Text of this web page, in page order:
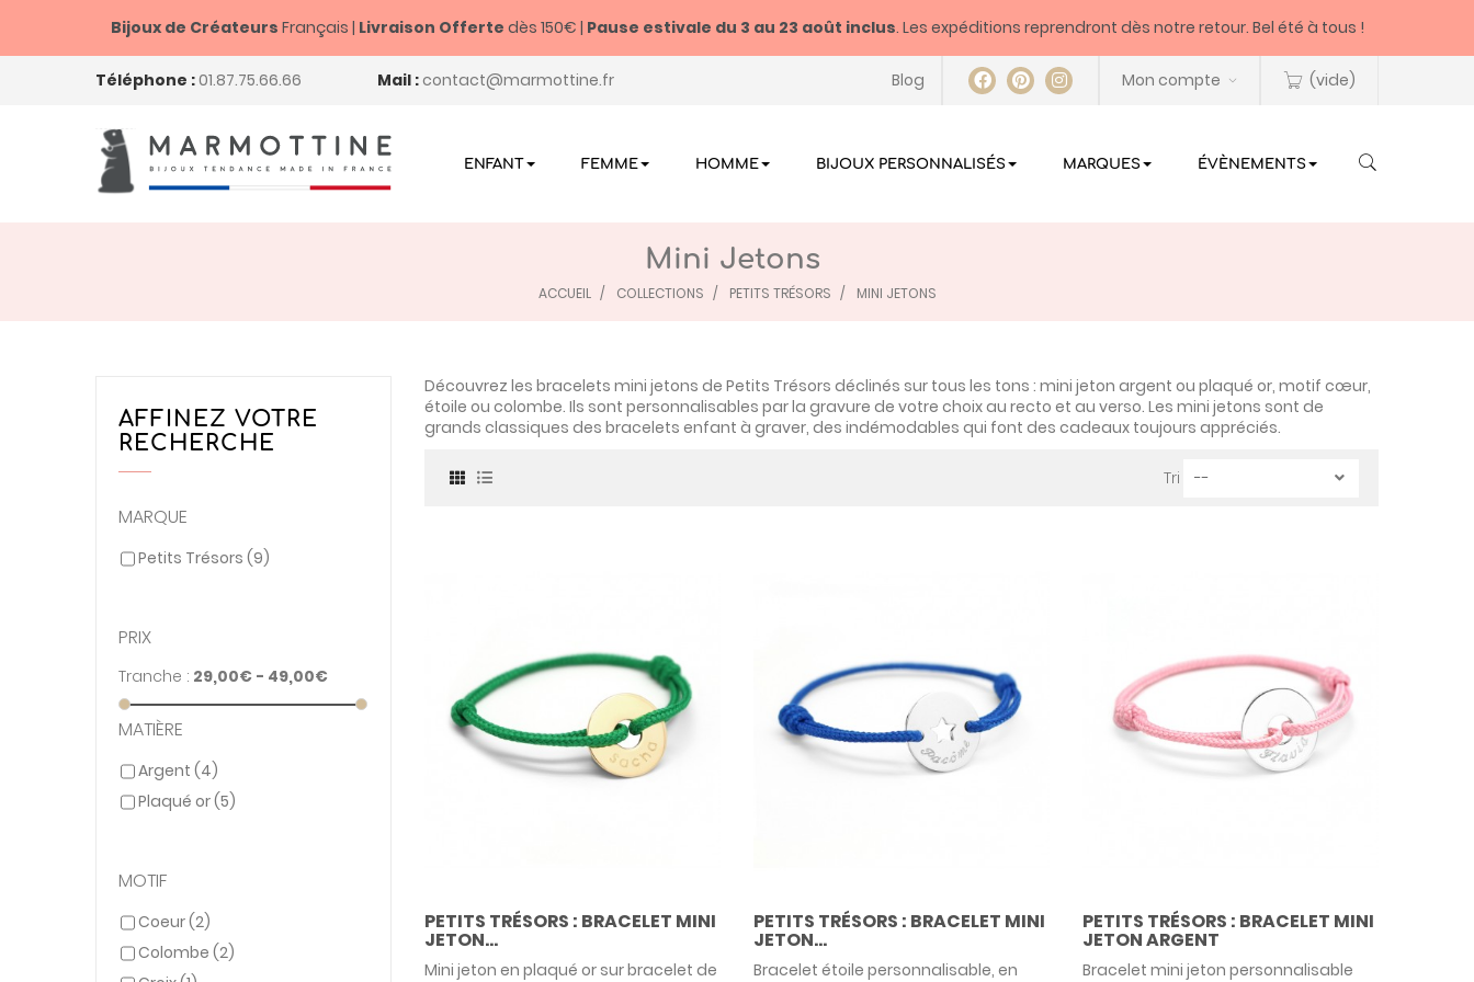
Bijoux de Créateurs Français | Livraison Offerte dès 150€ | Pause estivale du 3 au 23 août inclus. Les expéditions reprendront dès notre retour. Bel été à tous !
Téléphone :01.87.75.66.66 Mail : contact@marmottine.fr Blog Mon compte (vide)
ENFANT FEMME HOMME BIJOUX PERSONNALISÉS MARQUES ÉVÈNEMENTS
ACCUEIL COLLECTIONS PETITS TRÉSORS MINI JETONS
AFFINEZ VOTRE
RECHERCHE
MARQUE
Petits Trésors (9)
PRIX
Tranche : 29,00€ - 49,00€
MATIÈRE
Argent (4)
Plaqué or(5)
MOTIF
Coeur(2)
Colombe (2)
Mini Jetons
Découvrez les bracelets mini jetons de Petits Trésors déclinés sur tous les tons : mini jeton argent ou plaqué or, motif cœur,
étoile ou colombe. Ils sont personnalisables par la gravure de votre choix au recto et au verso. Les mini jetons sont de
grands classiques des bracelets enfant à graver, des indémodables qui font des cadeaux toujours appréciés.
Tri
PETITS TRÉSORS : BRACELET MINI
JETON...
Mini jeton en plaqué or sur bracelet de
PETITS TRÉSORS : BRACELET MINI
JETON...
Bracelet étoile personnalisable, en
PETITS TRÉSORS : BRACELET MINI
JETON ARGENT
Bracelet mini jeton personnalisable